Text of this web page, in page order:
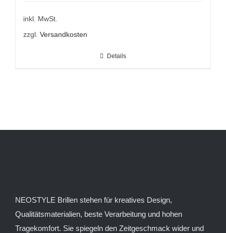
inkl. MwSt.
zzgl. Versandkosten
Details
NEOSTYLE Brillen stehen für kreatives Design,
Qualitätsmaterialien, beste Verarbeitung und hohen
Tragekomfort. Sie spiegeln den Zeitgeschmack wider und